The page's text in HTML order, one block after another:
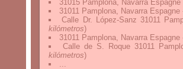
31015 Pamplona, Navarra Espagne
31011 Pamplona, Navarra Espagne
Calle Dr. López-Sanz 31011
kilómetros)
31011 Pamplona, Navarra Espagne
Calle de S. Roque 31011
kilómetros)
...